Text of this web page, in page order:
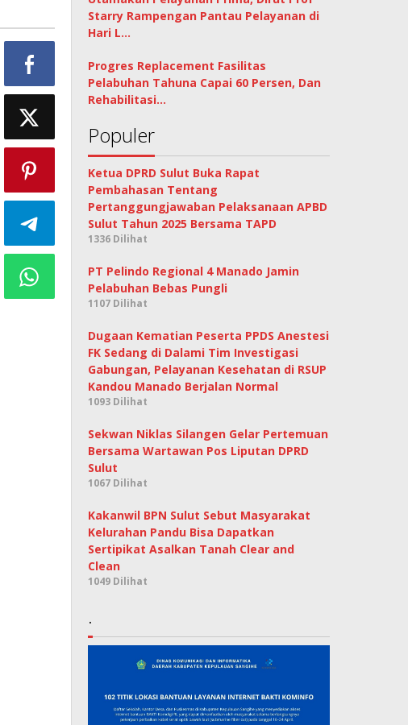
Starry Rampengan Pantau Pelayanan di
Hari L…
Progres Replacement Fasilitas
Pelabuhan Tahuna Capai 60 Persen, Dan
Rehabilitasi…
Populer
Ketua DPRD Sulut Buka Rapat
Pembahasan Tentang
Pertanggungjawaban Pelaksanaan APBD
Sulut Tahun 2025 Bersama TAPD
1336 Dilihat
PT Pelindo Regional 4 Manado Jamin
Pelabuhan Bebas Pungli
1107 Dilihat
Dugaan Kematian Peserta PPDS Anestesi
FK Sedang di Dalami Tim Investigasi
Gabungan, Pelayanan Kesehatan di RSUP
Kandou Manado Berjalan Normal
1093 Dilihat
Sekwan Niklas Silangen Gelar Pertemuan
Bersama Wartawan Pos Liputan DPRD
Sulut
1067 Dilihat
Kakanwil BPN Sulut Sebut Masyarakat
Kelurahan Pandu Bisa Dapatkan
Sertipikat Asalkan Tanah Clear and
Clean
1049 Dilihat
.